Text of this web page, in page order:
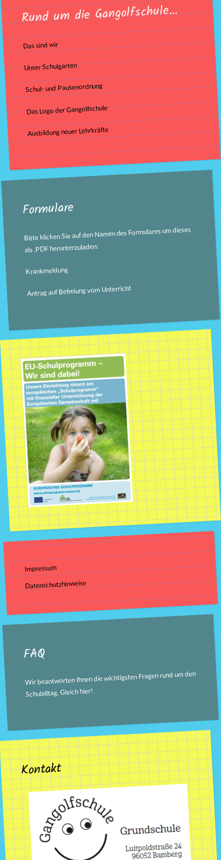
Rund um die Gangolfschule…
Das sind wir
Unser Schulgarten
Schul- und Pausenordnung
Das Logo der Gangolfschule
Ausbildung neuer Lehrkräfte
Formulare
Bitte klicken Sie auf den Namen des Formulares um dieses
als .PDF herunterzuladen:
Krankmeldung
Antrag auf Befreiung vom Unterricht
Impressum
Datenschutzhinweise
FAQ
Wir beantworten Ihnen die wichtigsten Fragen rund um den
Schulalltag. Gleichhier!
Kontakt